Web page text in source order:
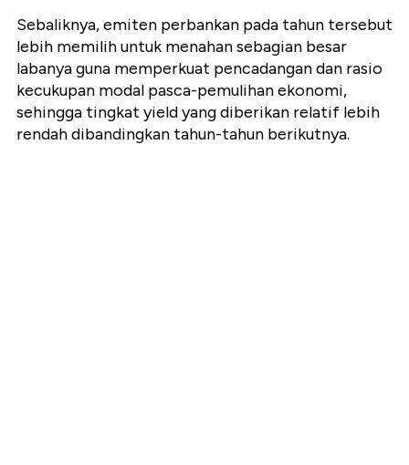
Sebaliknya, emiten perbankan pada tahun tersebut
lebih memilih untuk menahan sebagian besar
labanya guna memperkuat pencadangan dan rasio
kecukupan modal pasca-pemulihan ekonomi,
sehingga tingkat yield yang diberikan relatif lebih
rendah dibandingkan tahun-tahun berikutnya.